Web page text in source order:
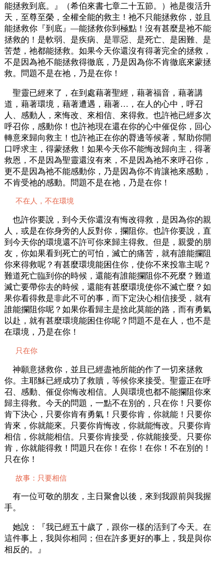
能拯救到底。』（希伯來書七章二十五節。）祂是復活升
天，至尊至榮，全權全能的救主！祂不只能拯救你，並且
能拯救你『到底』—能拯救你到極點！沒有甚麼是祂不能
拯救的！是軟弱、是疾病、是罪惡、是死亡、是困難、是
苦楚，祂都能拯救。如果今天你還沒有得著完全的拯救，
不是因為祂不能拯救得徹底，乃是因為你不肯徹底來蒙拯
救。問題不是在祂，乃是在你！
聖靈已經來了，在到處藉著聖經，藉著福音，藉著講
道，藉著環境，藉著遭遇，藉著…，在人的心中，呼召
人、感動人，來悔改、來相信、來得救。也許祂已經多次
呼召你，感動你！也許祂現在還在你的心中催促你，回心
轉意來歸向救主！也許祂正在你的脣邊等候著，幫助你開
口呼求主，得蒙拯救！如果今天你不能悔改歸向主，得著
救恩，不是因為聖靈還沒有來，不是因為祂不來呼召你，
更不是因為祂不能感動你，乃是因為你不肯讓祂來感動，
不肯受祂的感動。問題不是在祂，乃是在你！
不在人，不在環境
也許你要說，到今天你還沒有悔改得救，是因為你的親
人，或是在你身旁的人反對你，攔阻你。也許你要說，直
到今天你的環境還不許可你來歸主得救。但是，親愛的朋
友，你如果看到死亡的可怕，滅亡的痛苦，就有誰能攔阻
你來得救呢？有甚麼環境能困住你，使你不來投靠主呢？
難道死亡臨到你的時候，還能有誰能攔阻你不死麼？難道
滅亡要帶你去的時候，還能有甚麼環境使你不滅亡麼？如
果你看得救是非此不可的事，而下定決心相信接受，就有
誰能攔阻你呢？如果你看歸主是捨此莫能的路，而有勇氣
以赴，就有甚麼環境能困住你呢？問題不是在人，也不是
在環境，乃是在你！
只在你
神願意拯救你，並且已經盡祂所能的作了一切來拯救
你。主耶穌已經成功了救贖，等候你來接受。聖靈正在呼
召、感動、催促你悔改相信。人與環境也都不能攔阻你來
歸主得救。今天的問題，一點不在別的，只在你！只要你
肯下決心，只要你肯有勇氣！只要你肯，你就能！只要你
肯來，你就能來。只要你肯悔改，你就能悔改。只要你肯
相信，你就能相信。只要你肯接受，你就能接受。只要你
肯，你就能得救！問題只在你！在你！在你！不在別的！
只在你！
故事：只要相信
有一位可敬的朋友，主日聚會以後，來到我跟前與我握
手。
她說：『我已經五十歲了，跟你一樣的活到了今天。在
這件事上，我與你相同；但在許多更好的事上，我是與你
相反的。』